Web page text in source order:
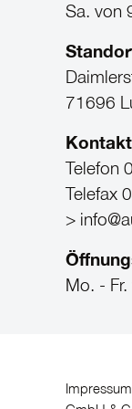
Sa. von
71696
Kontakt
Telefon
Telefax
>
Mo. -
Impressum